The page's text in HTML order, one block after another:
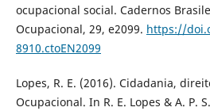
ocupacional social. Cadernos
Ocupacional, 29, e2099. https://
8910.ctoEN2099
Lopes, R. E. (2016). Cidadania,
Ocupacional. In R. E. Lopes & A. P.